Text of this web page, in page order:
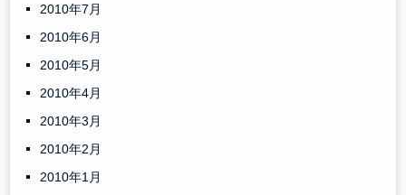
2010年7月
2010年6月
2010年5月
2010年4月
2010年3月
2010年2月
2010年1月